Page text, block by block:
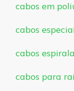
cabos em
cabos
cabos
cabos para